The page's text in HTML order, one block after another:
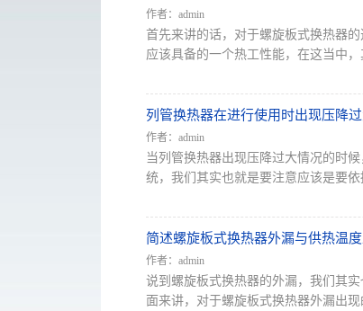
作者：admin
首先来讲的话，对于螺旋板式换热器
应该具备的一个热工性能，在这当中
列管换热器在进行使用时出现压降过
作者：admin
当列管换热器出现压降过大情况的时
统，我们其实也就是要注意应该是要
简述螺旋板式换热器外漏与供热温
作者：admin
说到螺旋板式换热器的外漏，我们其
面来讲，对于螺旋板式换热器外漏出